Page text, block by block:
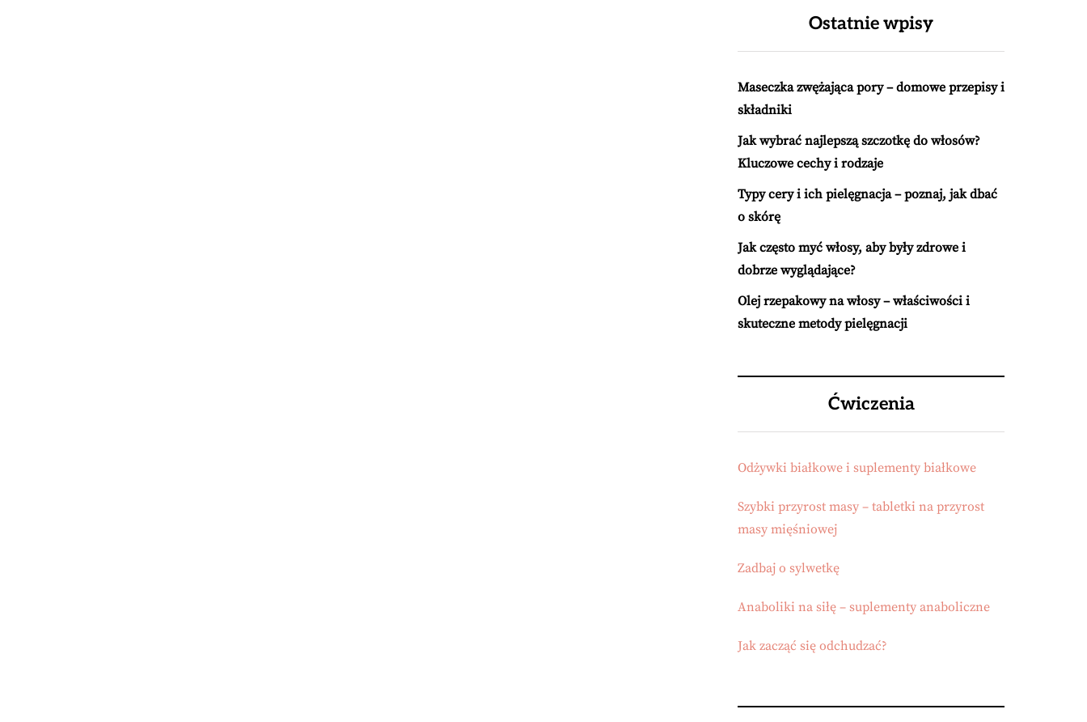
Ostatnie wpisy
Maseczka zwężająca pory – domowe przepisy i
składniki
Jak wybrać najlepszą szczotkę do włosów?
Kluczowe cechy i rodzaje
Typy cery i ich pielęgnacja – poznaj, jak dbać
o skórę
Jak często myć włosy, aby były zdrowe i
dobrze wyglądające?
Olej rzepakowy na włosy – właściwości i
skuteczne metody pielęgnacji
Ćwiczenia
Odżywki białkowe i suplementy białkowe
Szybki przyrost masy – tabletki na przyrost
masy mięśniowej
Zadbaj o sylwetkę
Anaboliki na siłę – suplementy anaboliczne
Jak zacząć się odchudzać?